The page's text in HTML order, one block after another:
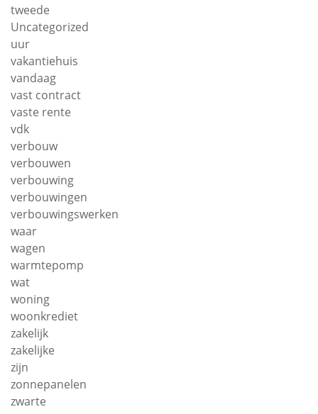
tweede
Uncategorized
uur
vakantiehuis
vandaag
vast contract
vaste rente
vdk
verbouw
verbouwen
verbouwing
verbouwingen
verbouwingswerken
waar
wagen
warmtepomp
wat
woning
woonkrediet
zakelijk
zakelijke
zijn
zonnepanelen
zwarte